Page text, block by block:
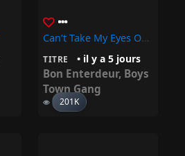
Can’t Take My Eyes Off You – Bon Enterdeur, Boys Town Gang
TITRE • il y a 5 jours
Bon Enterdeur, Boys
Town Gang
201K